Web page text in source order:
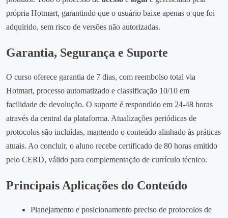
própria Hotmart, garantindo que o usuário baixe apenas o que foi
adquirido, sem risco de versões não autorizadas.
Garantia, Segurança e Suporte
O curso oferece garantia de 7 dias, com reembolso total via
Hotmart, processo automatizado e classificação 10/10 em
facilidade de devolução. O suporte é respondido em 24‑48 horas
através da central da plataforma. Atualizações periódicas de
protocolos são incluídas, mantendo o conteúdo alinhado às práticas
atuais. Ao concluir, o aluno recebe certificado de 80 horas emitido
pelo CERD, válido para complementação de currículo técnico.
Principais Aplicações do Conteúdo
Planejamento e posicionamento preciso de protocolos de